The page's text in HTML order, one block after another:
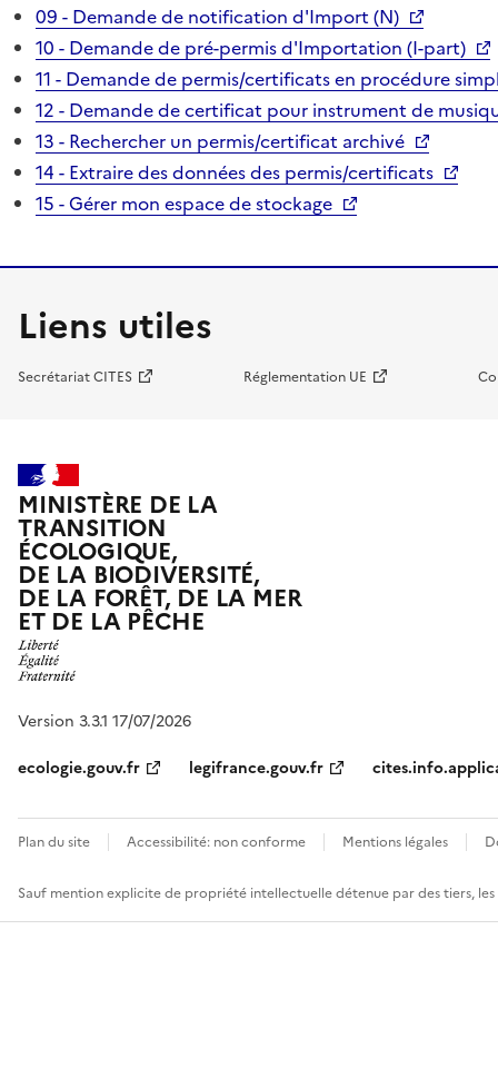
09 - Demande de notification d'Import (N)
10 - Demande de pré-permis d'Importation (I-part)
11 - Demande de permis/certificats en procédure
12 - Demande de certificat pour instrument de
13 - Rechercher un permis/certificat archivé
14 - Extraire des données des permis/certificats
15 - Gérer mon espace de stockage
Liens utiles
Secrétariat CITES Réglementation UE
MINISTÈRE DE LA
TRANSITION
ÉCOLOGIQUE,
DE LA BIODIVERSITÉ,
DE LA FORÊT, DE LA MER
ET DE LA PÊCHE
Version 3.3.1 17/07/2026
ecologie.gouv.fr
legifrance.gouv.fr
Plan du site Accessibilité: non conforme Mentions légales
Sauf mention explicite de propriété intellectuelle détenue par des tiers,